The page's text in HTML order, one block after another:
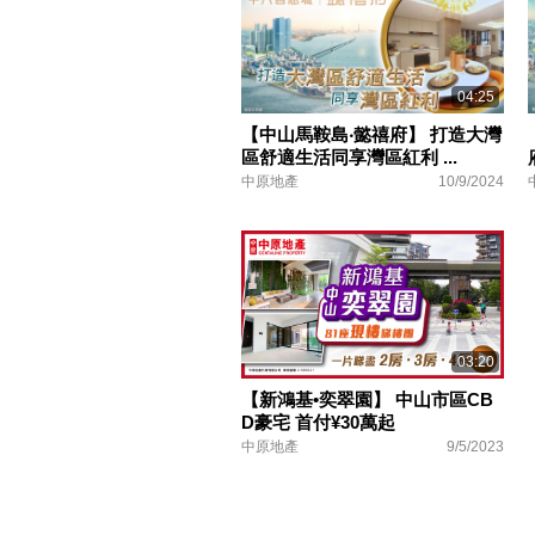
04:25
【中山馬鞍島‧懿禧府】 打造大灣
區舒適生活同享灣區紅利 ...
中原地產 10/9/2024
03:20
【新鴻基•奕翠園】 中山市區CB
D豪宅 首付¥30萬起
中原地產 9/5/2023